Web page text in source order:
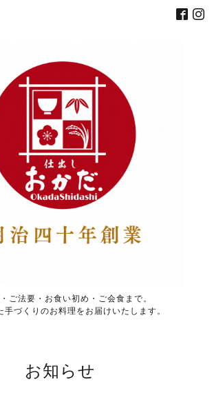
ご法要・お食い初め・ご会食まで。
手づくりのお料理をお届けいたします。
お知らせ